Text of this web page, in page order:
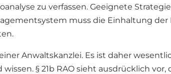
zu verfassen. Geeignete
muss die Einhaltung
Anwaltskanzlei. Es ist daher
§ 21b RAO sieht ausdrücklich